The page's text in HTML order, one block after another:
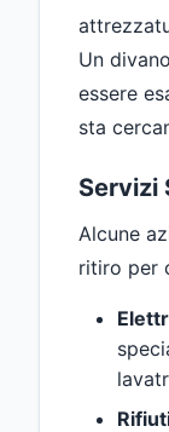
Un
essere
sta
Servizi
Alcune
ritiro per